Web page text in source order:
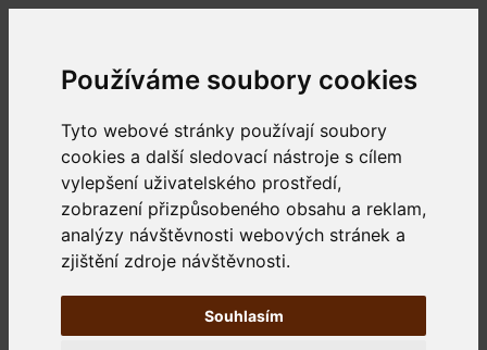
Používáme soubory cookies
Tyto webové stránky používají soubory
cookies a další sledovací nástroje s cílem
vylepšení uživatelského prostředí,
zobrazení přizpůsobeného obsahu a reklam,
analýzy návštěvnosti webových stránek a
zjištění zdroje návštěvnosti.
Souhlasím